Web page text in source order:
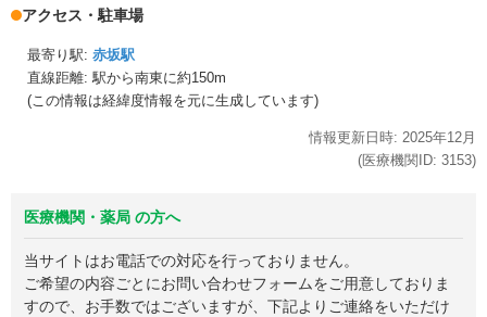
アクセス・駐車場
最寄り駅: 赤坂駅
直線距離: 駅から南東に約150m
(この情報は経緯度情報を元に生成しています)
情報更新日時: 2025年12月
(医療機関ID: 3153)
医療機関・薬局 の方へ
当サイトはお電話での対応を行っておりません。
ご希望の内容ごとにお問い合わせフォームをご用意しておりま
すので、お手数ではございますが、下記よりご連絡をいただけ